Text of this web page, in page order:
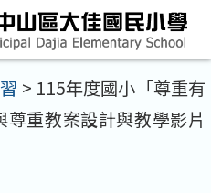
> 115年度國小「尊重有
重教案設計與教學影片